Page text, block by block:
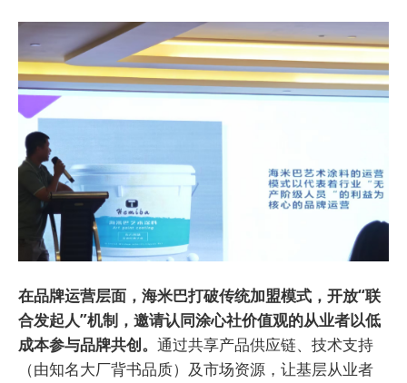
在品牌运营层面，海米巴打破传统加盟模式，开放“联
合发起人”机制，邀请认同涂心社价值观的从业者以低
成本参与品牌共创。 通过共享产品供应链、技术支持
（由知名大厂背书品质）及市场资源，让基层从业者